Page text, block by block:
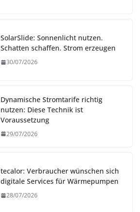
SolarSlide: Sonnenlicht nutzen.
Schatten schaffen. Strom erzeugen
30/07/2026
Dynamische Stromtarife richtig
nutzen: Diese Technik ist
Voraussetzung
29/07/2026
tecalor: Verbraucher wünschen sich
digitale Services für Wärmepumpen
28/07/2026